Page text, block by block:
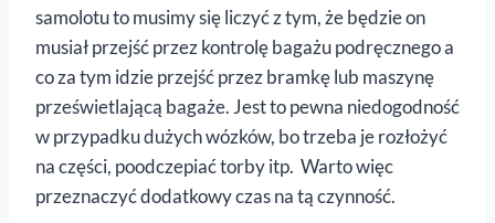
samolotu to musimy się liczyć z tym, że będzie on
musiał przejść przez kontrolę bagażu podręcznego a
co za tym idzie przejść przez bramkę lub maszynę
prześwietlającą bagaże. Jest to pewna niedogodność
w przypadku dużych wózków, bo trzeba je rozłożyć
na części, poodczepiać torby itp. Warto więc
przeznaczyć dodatkowy czas na tą czynność.